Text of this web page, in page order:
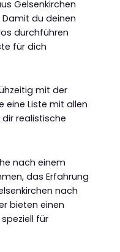
Gelsenkirchen
du deinen
durchführen
für dich
mit der
eine Liste mit allen
realistische
nach einem
das Erfahrung
nach
bieten einen
speziell für